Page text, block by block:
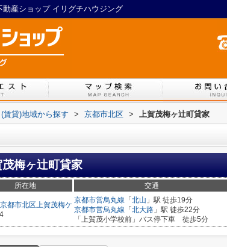
産ショップ イリグチハウジング
(賃貸)地域から探す > 京都市北区 > 上賀茂梅ヶ辻町貸家
茂梅ヶ辻町貸家
所在地 交通
京都市北区上賀茂梅ケ
京都市営烏丸線 「 北山 」駅 徒歩19分
京都市営烏丸線 「 北大路 」駅 徒歩22分
「上賀茂小学校前」バス停下車 徒歩5分